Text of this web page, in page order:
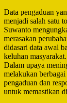
Data pengaduan
menjadi salah satu
Suwanto
merasakan
didasari data awal
keluhan masyarakat.
Dalam upaya
melakukan
pengaduan dan
untuk memastikan